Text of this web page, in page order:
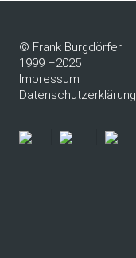
© Frank Burgdörfer
1999 –2025
Impressum
Datenschutzerklärung